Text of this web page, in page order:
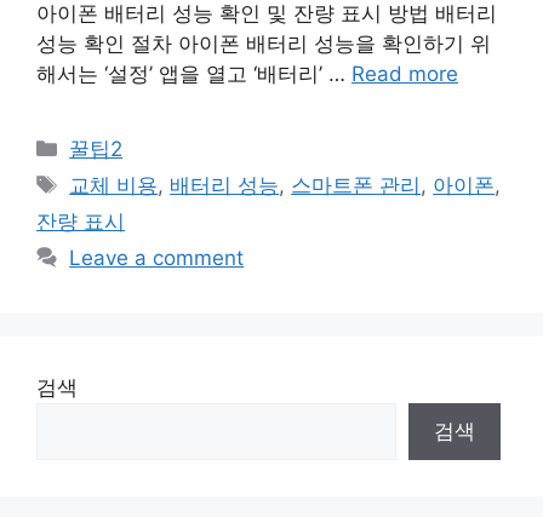
아이폰 배터리 성능 확인 및 잔량 표시 방법 배터리
성능 확인 절차 아이폰 배터리 성능을 확인하기 위
해서는 ‘설정’ 앱을 열고 ‘배터리’ … Read more
Categories
꿀팁2
Tags
교체 비용, 배터리 성능, 스마트폰 관리 , 아이폰,
잔량 표시
Leave a comment
검색
검색